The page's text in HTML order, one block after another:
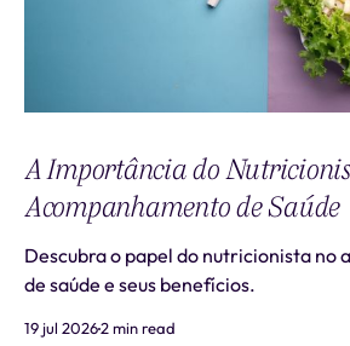
A Importância do
Acompanhamento de Saúde
Descubra o papel do nutricionista no
de saúde e seus benefícios.
19 jul 20262 min read